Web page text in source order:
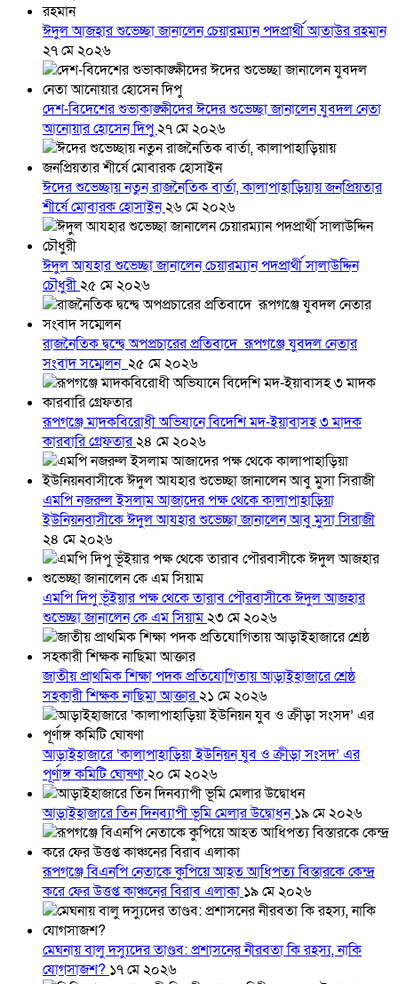
ঈদুল আজহার শুভেচ্ছা জানালেন চেয়ারম্যান পদপ্রার্থী আতাউর রহমান
২৭ মে ২০২৬
দেশ-বিদেশের শুভাকাঙ্ক্ষীদের ঈদের শুভেচ্ছা জানালেন যুবদল নেতা
আনোয়ার হোসেন দিপু২৭ মে ২০২৬
ঈদের শুভেচ্ছায় নতুন রাজনৈতিক বার্তা, কালাপাহাড়িয়ায় জনপ্রিয়তার
শীর্ষে মোবারক হোসাইন২৬ মে ২০২৬
ঈদুল আযহার শুভেচ্ছা জানালেন চেয়ারম্যান পদপ্রার্থী সালাউদ্দিন
চৌধুরী২৫ মে ২০২৬
রাজনৈতিক দ্বন্দ্বে অপপ্রচারের প্রতিবাদে ‎রূপগঞ্জে যুবদল নেতার
সংবাদ সম্মেলন ‎ ২৫ মে ২০২৬
রূপগঞ্জে মাদকবিরোধী অভিযানে বিদেশি মদ-ইয়াবাসহ ৩ মাদক
কারবারি গ্রেফতার২৪ মে ২০২৬
এমপি নজরুল ইসলাম আজাদের পক্ষ থেকে কালাপাহাড়িয়া
ইউনিয়নবাসীকে ঈদুল আযহার শুভেচ্ছা জানালেন আবু মুসা সিরাজী
২৪ মে ২০২৬
এমপি দিপু ভূঁইয়ার পক্ষ থেকে তারাব পৌরবাসীকে ঈদুল আজহার
শুভেচ্ছা জানালেন কে এম সিয়াম২৩ মে ২০২৬
জাতীয় প্রাথমিক শিক্ষা পদক প্রতিযোগিতায় আড়াইহাজারে শ্রেষ্ঠ
সহকারী শিক্ষক নাছিমা আক্তার২১ মে ২০২৬
আড়াইহাজারে ‘কালাপাহাড়িয়া ইউনিয়ন যুব ও ক্রীড়া সংসদ’ এর
পূর্ণাঙ্গ কমিটি ঘোষণা২০ মে ২০২৬
আড়াইহাজারে তিন দিনব্যাপী ভূমি মেলার উদ্বোধন১৯ মে ২০২৬
রূপগঞ্জে বিএনপি নেতাকে কুপিয়ে আহত আধিপত্য বিস্তারকে কেন্দ্র
করে ফের উত্তপ্ত কাঞ্চনের বিরাব এলাকা ১৯ মে ২০২৬
মেঘনায় বালু দস্যুদের তাণ্ডব: প্রশাসনের নীরবতা কি রহস্য, নাকি
যোগসাজশ? ১৭ মে ২০২৬